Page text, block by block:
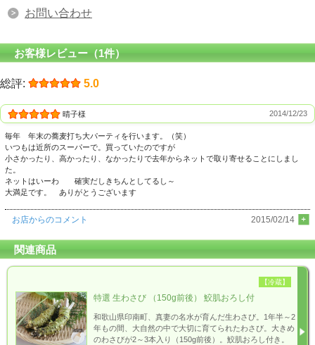
お問い合わせ
お客様レビュー（1件）
総評: 5.0
晴子様 2014/12/23
毎年 年末の蕎麦打ち大パーティを行います。（笑）
いつもは近所のスーパーで。買っていたのですが
小さかったり、高かったり、なかったりで去年からネットで取り寄せることにしまし
た。
ネットはいーわ 確実だしきちんとしてるし～
大満足です。 ありがとうございます
お店からのコメント 2015/02/14
関連商品
【冷蔵】
特選 生わさび （150g前後） 鮫肌おろし付
和歌山県印南町、真妻の名水が育んだ生わさび。1年半～2
年もの間、大自然の中で大切に育てられたわさび。大きめ
のわさびが2～3本入り（150g前後）。鮫肌おろし付き。